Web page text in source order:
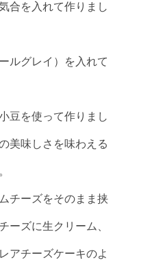
合を入れて作りまし
ルグレイ）を入れて
豆を使って作りまし
美味しさを味わえる
チーズをそのまま挟
ーズに生クリーム、
アチーズケーキのよ